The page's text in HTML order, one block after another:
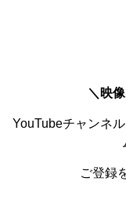
＼ 映
YouTubeチャンネ
ご登録